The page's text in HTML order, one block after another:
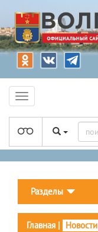
Разделы
Главная | Новости